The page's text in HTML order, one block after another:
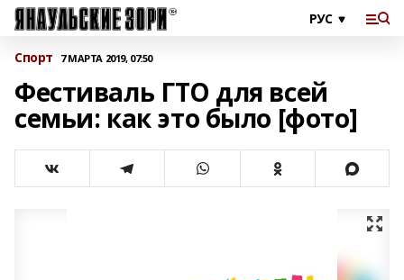
Спорт 7 МАРТА 2019, 07:50
Фестиваль ГТО для всей
семьи: как это было [фото]